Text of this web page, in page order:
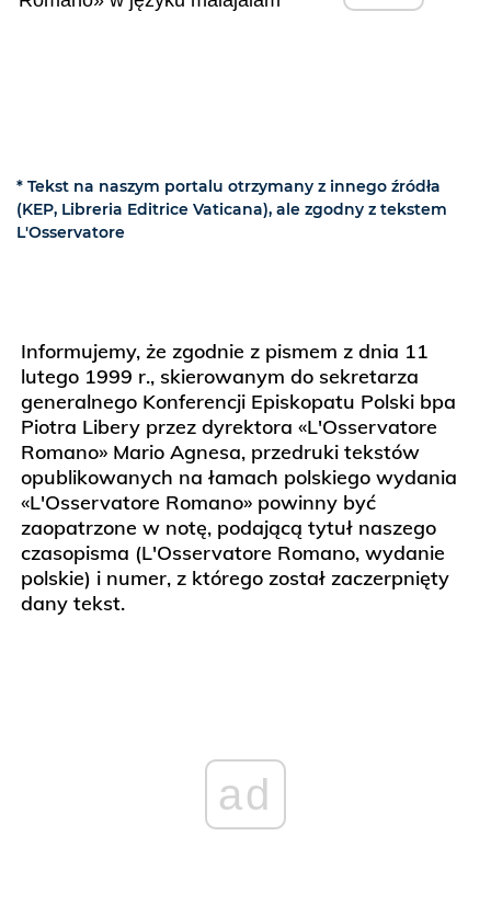
* Tekst na naszym portalu otrzymany z innego źródła
(KEP, Libreria Editrice Vaticana), ale zgodny z tekstem
L'Osservatore
Informujemy, że zgodnie z pismem z dnia 11
lutego 1999 r., skierowanym do sekretarza
generalnego Konferencji Episkopatu Polski bpa
Piotra Libery przez dyrektora «L'Osservatore
Romano» Mario Agnesa, przedruki tekstów
opublikowanych na łamach polskiego wydania
«L'Osservatore Romano» powinny być
zaopatrzone w notę, podającą tytuł naszego
czasopisma (L'Osservatore Romano, wydanie
polskie) i numer, z którego został zaczerpnięty
dany tekst.
ad